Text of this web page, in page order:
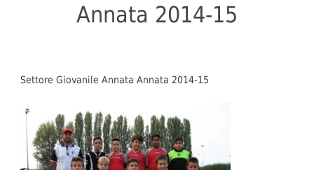
Annata 2014-15
Settore Giovanile Annata Annata 2014-15